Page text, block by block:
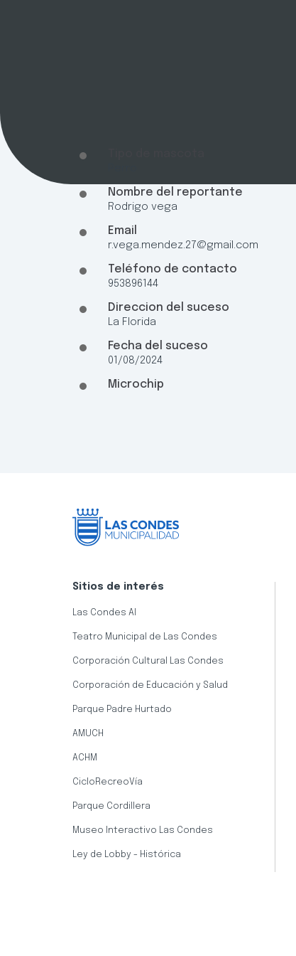
Nombre del reportante
Rodrigo vega
Email
r.vega.mendez.27@gmail.com
Teléfono de contacto
953896144
Direccion del suceso
La Florida
Fecha del suceso
01/08/2024
Microchip
Sitios de interés
Las Condes AI
Teatro Municipal de Las Condes
Corporación Cultural Las Condes
Corporación de Educación y Salud
Parque Padre Hurtado
AMUCH
ACHM
CicloRecreoVía
Parque Cordillera
Museo Interactivo Las Condes
Ley de Lobby - Histórica